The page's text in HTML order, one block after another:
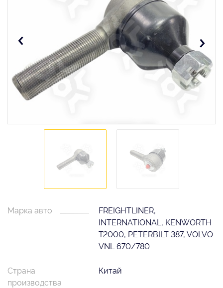
Марка авто
FREIGHTLINER,
INTERNATIONAL, KENWORTH
T2000, PETERBILT 387, VOLVO
VNL 670/780
Страна
производства
Китай